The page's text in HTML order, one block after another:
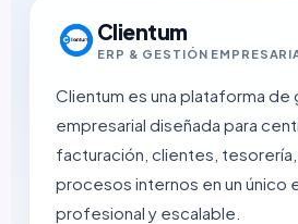
Clientum
ERP & GESTIÓN
Clientum es una plataforma de
empresarial diseñada para
facturación, clientes,
procesos internos en un único
profesional y escalable.